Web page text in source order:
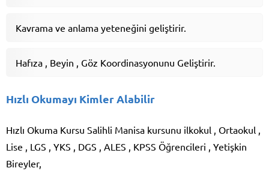
Kavrama ve anlama yeteneğini geliştirir.
Hafıza , Beyin , Göz Koordinasyonunu Geliştirir.
Hızlı Okumayı Kimler Alabilir
Hızlı Okuma Kursu Salihli Manisa kursunu ilkokul , Ortaokul ,
Lise , LGS , YKS , DGS , ALES , KPSS Öğrencileri , Yetişkin
Bireyler,